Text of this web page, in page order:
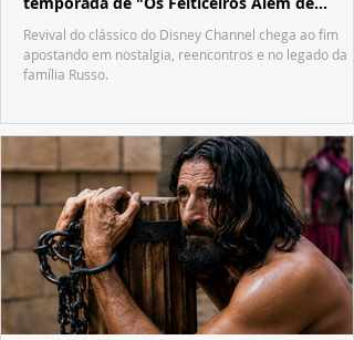
Revival do clássico do Disney Channel chega ao fim
apostando em nostalgia, reencontros e no legado da
família Russo.